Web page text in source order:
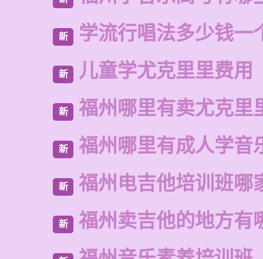
新 学流行唱法多少钱一
新 儿童学尤克里里费用
新 福州哪里有卖尤克里
新 福州哪里有成人学音
新 福州电吉他培训班哪
新 福州卖吉他的地方有